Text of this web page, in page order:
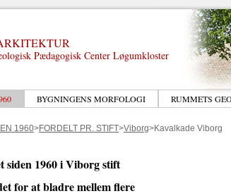
Pædagogisk Center Løgumkloster
BYGNINGENS MORFOLOGI RUMMETS
1960>FORDELT PR. STIFT>Viborg>Kavalkade Viborg
siden 1960 i Viborg stift
for at bladre mellem flere